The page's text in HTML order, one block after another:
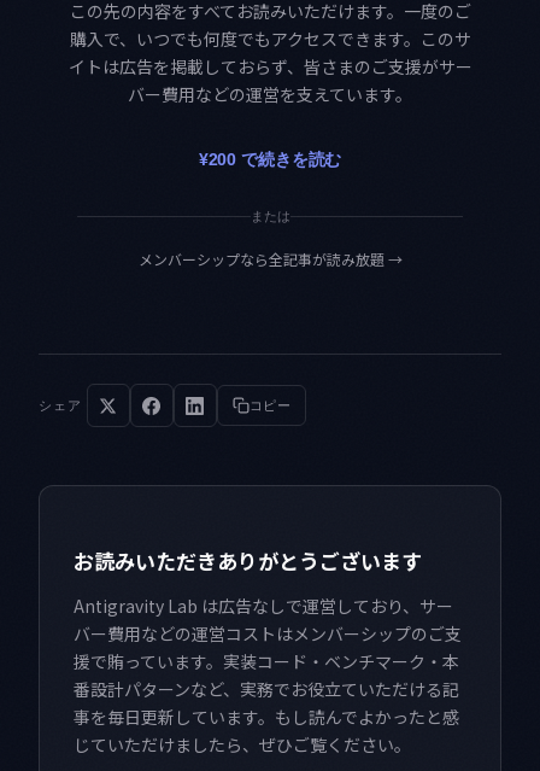
この先の内容をすべてお読みいただけます。一度のご
購入で、いつでも何度でもアクセスできます。このサ
イトは広告を掲載しておらず、皆さまのご支援がサー
バー費用などの運営を支えています。
¥200 で続きを読む
または
メンバーシップなら全記事が読み放題→
シェア コピー
お読みいただきありがとうございます
Antigravity Lab は広告なしで運営しており、サー
バー費用などの運営コストはメンバーシップのご支
援で賄っています。実装コード・ベンチマーク・本
番設計パターンなど、実務でお役立ていただける記
事を毎日更新しています。もし読んでよかったと感
じていただけましたら、ぜひご覧ください。